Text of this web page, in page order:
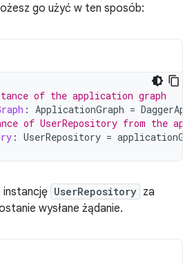
go użyć w ten sposób:
of the application graph
: ApplicationGraph =
of UserRepository from the
: UserRepository =
UserRepository za
wysłane żądanie.